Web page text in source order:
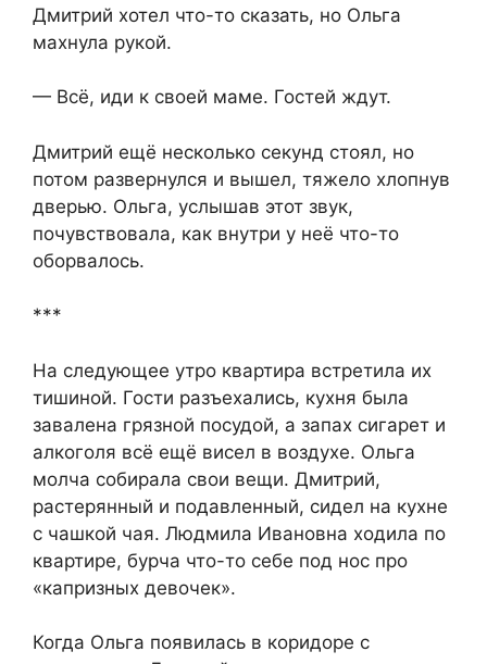
Дмитрий хотел что-то сказать, но Ольга
махнула рукой.
— Всё, иди к своей маме. Гостей ждут.
Дмитрий ещё несколько секунд стоял, но
потом развернулся и вышел, тяжело хлопнув
дверью. Ольга, услышав этот звук,
почувствовала, как внутри у неё что-то
оборвалось.
***
На следующее утро квартира встретила их
тишиной. Гости разъехались, кухня была
завалена грязной посудой, а запах сигарет и
алкоголя всё ещё висел в воздухе. Ольга
молча собирала свои вещи. Дмитрий,
растерянный и подавленный, сидел на кухне
с чашкой чая. Людмила Ивановна ходила по
квартире, бурча что-то себе под нос про
«капризных девочек».
Когда Ольга появилась в коридоре с